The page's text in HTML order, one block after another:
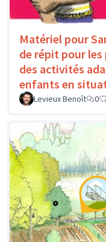
Matériel pour
de répit pour
des activités
enfants en
Levieux Benoît 0